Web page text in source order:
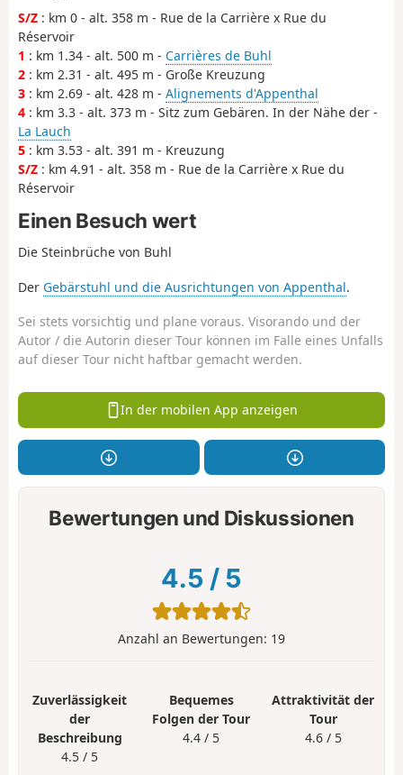
S/Z : km 0 - alt. 358 m - Rue de la Carrière x Rue du
Réservoir
1 : km 1.34 - alt. 500 m - Carrières de Buhl
2 : km 2.31 - alt. 495 m - Große Kreuzung
3 : km 2.69 - alt. 428 m - Alignements d'Appenthal
4 : km 3.3 - alt. 373 m - Sitz zum Gebären. In der Nähe der -
La Lauch
5 : km 3.53 - alt. 391 m - Kreuzung
S/Z : km 4.91 - alt. 358 m - Rue de la Carrière x Rue du
Réservoir
Einen Besuch wert
Die Steinbrüche von Buhl
Der Gebärstuhl und die Ausrichtungen von Appenthal.
Sei stets vorsichtig und plane voraus. Visorando und der
Autor / die Autorin dieser Tour können im Falle eines Unfalls
auf dieser Tour nicht haftbar gemacht werden.
In der mobilen App anzeigen
Bewertungen und Diskussionen
4.5 / 5
Anzahl an Bewertungen: 19
Zuverlässigkeit
der
Beschreibung
4.5 / 5
Bequemes
Folgen der Tour
4.4 / 5
Attraktivität der
Tour
4.6 / 5